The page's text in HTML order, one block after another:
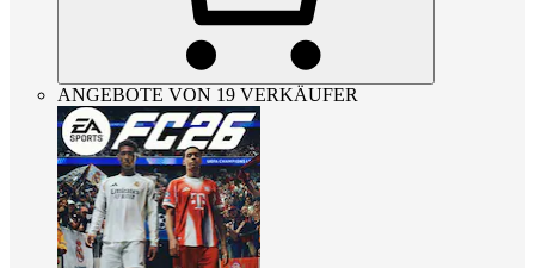
ANGEBOTE VON 19 VERKÄUFER